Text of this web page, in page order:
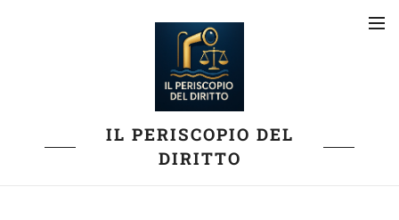
IL PERISCOPIO DEL
DIRITTO